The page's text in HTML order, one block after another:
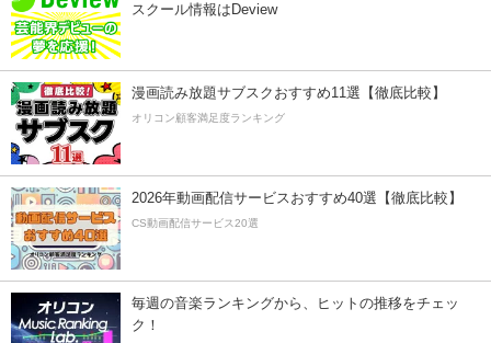
スクール情報はDeview
漫画読み放題サブスクおすすめ11選【徹底比較】
オリコン顧客満足度ランキング
2026年動画配信サービスおすすめ40選【徹底比較】
CS動画配信サービス20選
毎週の音楽ランキングから、ヒットの推移をチェッ
ク！